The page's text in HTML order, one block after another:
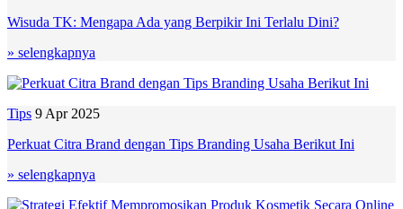
Wisuda TK: Mengapa Ada yang Berpikir Ini Terlalu Dini?
» selengkapnya
Tips 9 Apr 2025
Perkuat Citra Brand dengan Tips Branding Usaha Berikut Ini
» selengkapnya